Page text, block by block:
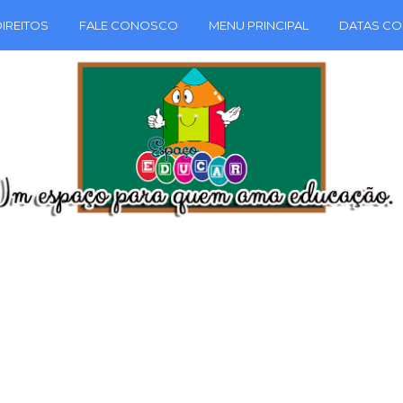
FALE CONOSCO MENU PRINCIPAL DATAS